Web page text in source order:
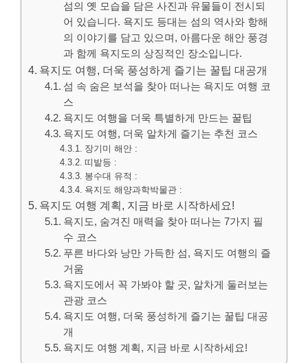
섬의 옛 모습을 담은 사진과 유물들이 전시되
어 있습니다. 욕지도 등대는 섬의 역사와 항해
의 이야기를 담고 있으며, 아름다운 해안 풍경
과 함께 욕지도의 상징적인 장소입니다.
욕지도 여행, 더욱 풍성하게 즐기는 꿀팁 대공개
섬 속 숨은 보석을 찾아 떠나는 욕지도 여행 코
스
욕지도 여행을 더욱 특별하게 만드는 꿀팁
욕지도 여행, 더욱 알차게 즐기는 추천 코스
장기미 해안 :
띠밭등 :
봉수대 유적 :
욕지도 해양과학박물관 :
욕지도 여행 계획, 지금 바로 시작하세요!
욕지도, 숨겨진 매력을 찾아 떠나는 7가지 필
수 코스
푸른 바다와 낭만 가득한 섬, 욕지도 여행의 즐
거움
욕지도에서 꼭 가봐야 할 곳, 알차게 둘러보는
관광 코스
욕지도 여행, 더욱 풍성하게 즐기는 꿀팁 대공
개
욕지도 여행 계획, 지금 바로 시작하세요!